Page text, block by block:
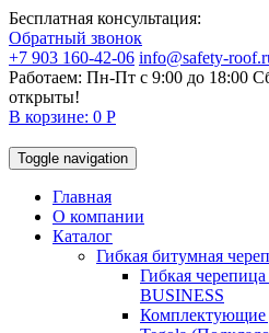
Бесплатная консультация:
Обратный звонок
+7 903 160-42-06 info@safety-
Работаем: Пн-Пт с 9:00 до 18:00
открыты!
В корзине: 0 Р
Toggle navigation
Главная
О компании
Каталог
Гибкая битумная
Гибкая
BUSINESS
Комплектующие